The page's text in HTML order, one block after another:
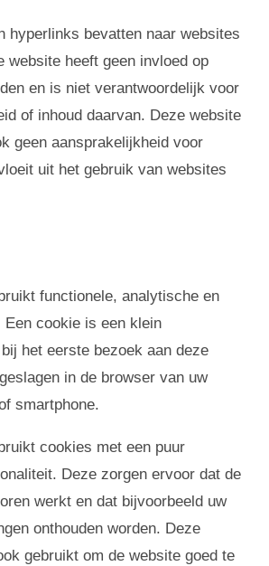
hyperlinks bevatten naar websites
website heeft geen invloed op
en is niet verantwoordelijk voor
of inhoud daarvan. Deze website
geen aansprakelijkheid voor
uit het gebruik van websites
functionele, analytische en
cookie is een klein
het eerste bezoek aan deze
in de browser van uw
smartphone.
cookies met een puur
Deze zorgen ervoor dat de
werkt en dat bijvoorbeeld uw
onthouden worden. Deze
gebruikt om de website goed te